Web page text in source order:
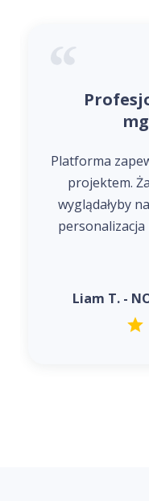
Platforma
projektem.
wyglądałyby
Liam T. -